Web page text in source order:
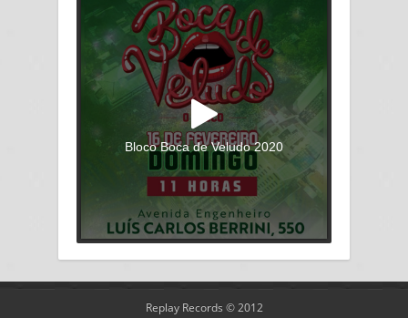
Bloco Boca de Veludo 2020
Replay Records © 2012